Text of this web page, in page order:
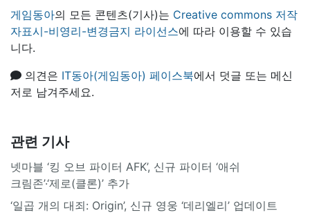
게임동아의 모든 콘텐츠(기사)는 Creative commons 저작
자표시-비영리-변경금지 라이선스에 따라 이용할 수 있습
니다.
의견은 IT동아(게임동아) 페이스북에서 덧글 또는 메신
저로 남겨주세요.
관련 기사
넷마블 ‘킹 오브 파이터 AFK’, 신규 파이터 ‘애쉬
크림존’·‘제로(클론)’ 추가
‘일곱 개의 대죄: Origin’, 신규 영웅 ‘데리엘리’ 업데이트